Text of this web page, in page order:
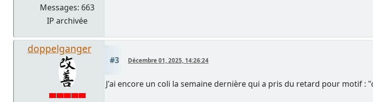
Messages: 663
IP archivée
doppelganger
#3 Décembre 01, 2025, 14:26:24
J'ai encore un coli la semaine dernière qui a pris du retard pour motif :